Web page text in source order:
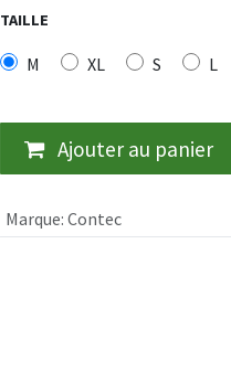
TAILLE
M XL S L
Ajouter au panier
Marque: Contec